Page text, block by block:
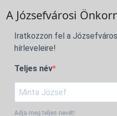
A Józsefvárosi
Iratkozzon fel a
hírleveleire!
Teljes név
Adja meg teljes nevét!